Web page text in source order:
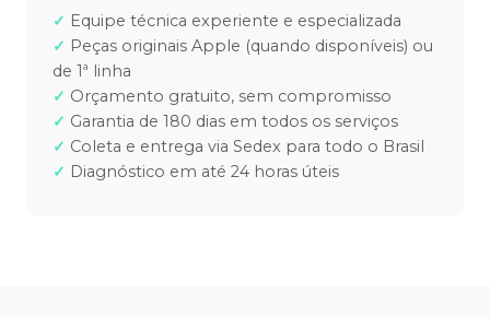
Equipe técnica experiente e especializada
Peças originais Apple (quando disponíveis) ou
de 1ª linha
Orçamento gratuito, sem compromisso
Garantia de 180 dias em todos os serviços
Coleta e entrega via Sedex para todo o Brasil
Diagnóstico em até 24 horas úteis